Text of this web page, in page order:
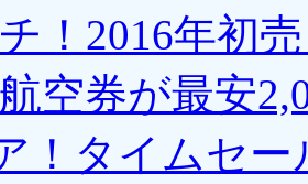
！2016年初
空券が最安
！タイムセー